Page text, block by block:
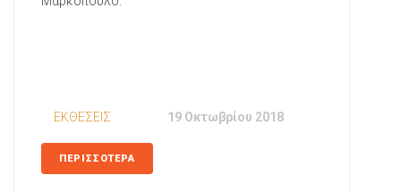
ΕΚΘΕΣΕΙΣ 19 Οκτωβρίου 2018
ΠΕΡΙΣΣΟΤΕΡΑ